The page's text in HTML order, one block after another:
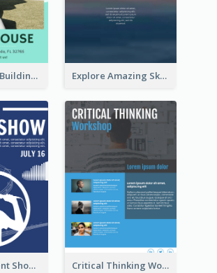
Open House Building Flyer Explore Amazing Sky Flyer
Singing Talent Show Flyer Critical Thinking Workshop Flyer